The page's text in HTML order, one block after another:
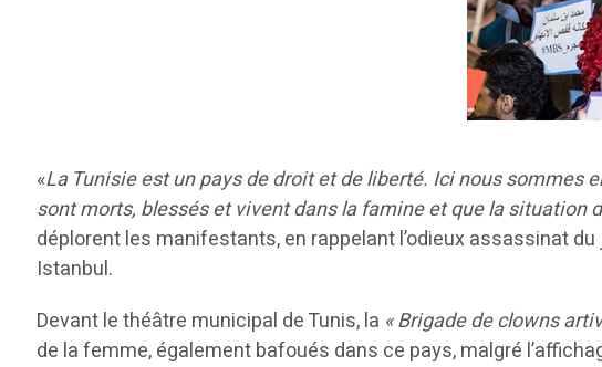
«La Tunisie est un pays de droit et de liberté. Ici nous sommes
sont morts, blessés et vivent dans la famine et que la
déplorent les manifestants, en rappelant l’odieux assassinat
Istanbul.
Devant le théâtre municipal de Tunis, la « Brigade de clowns
de la femme, également bafoués dans ce pays, malgré